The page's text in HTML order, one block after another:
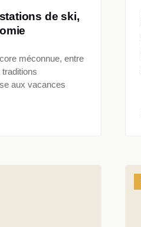
de ski,
méconnue, entre
aux vacances